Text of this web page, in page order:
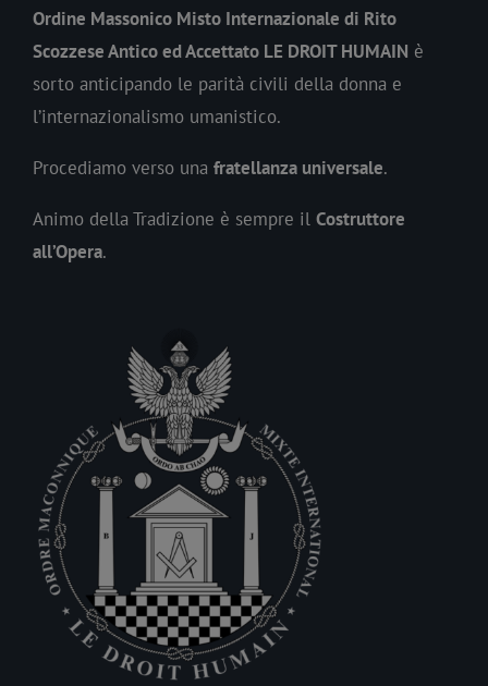
Ordine Massonico Misto Internazionale di Rito
Scozzese Antico ed Accettato LE DROIT HUMAIN è
sorto anticipando le parità civili della donna e
l’internazionalismo umanistico.
Procediamo verso una fratellanza universale.
Animo della Tradizione è sempre il Costruttore
all’Opera.